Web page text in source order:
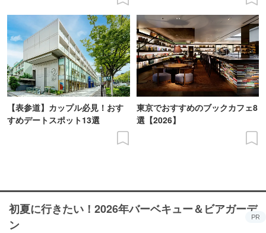
【表参道】カップル必見！おす
すめデートスポット13選
東京でおすすめのブックカフェ8
選【2026】
初夏に行きたい！2026年バーベキュー＆ビアガーデ
ン
PR